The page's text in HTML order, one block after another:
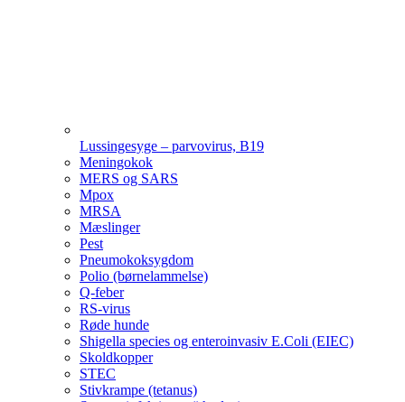
Lussingesyge – parvovirus, B19
Meningokok
MERS og SARS
Mpox
MRSA
Mæslinger
Pest
Pneumokoksygdom
Polio (børnelammelse)
Q-feber
RS-virus
Røde hunde
Shigella species og enteroinvasiv E.Coli (EIEC)
Skoldkopper
STEC
Stivkrampe (tetanus)